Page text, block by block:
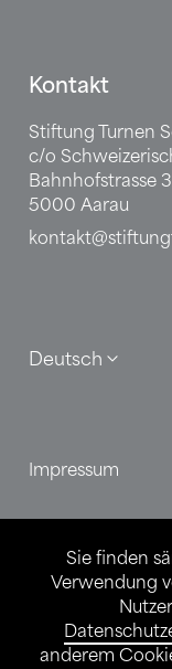
Sie finden
Verwendung
anderem
Fusszeile
Kontakt
Stiftung Turnen
c/o
Bahnhofstrasse
5000 Aarau
Deutsch
Impressum